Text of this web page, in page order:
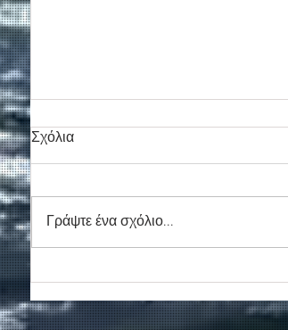
Κασσελάκη στο λιμάνι της
Σχόλια
Γράψτε ένα σχόλιο...